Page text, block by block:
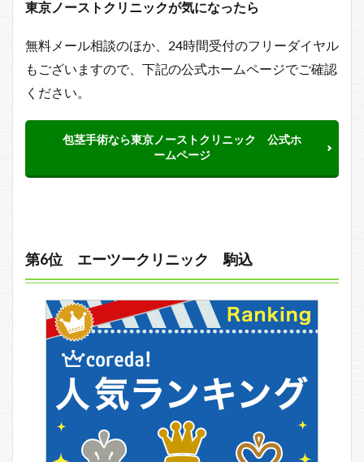
東京ノーストクリニックが気になったら
無料メール相談のほか、24時間受付のフリーダイヤル
もございますので、下記の公式ホームページでご確認
ください。
包茎手術なら東京ノーストクリニック 公式ホ
ームページ
第6位 エーツークリニック 駒込